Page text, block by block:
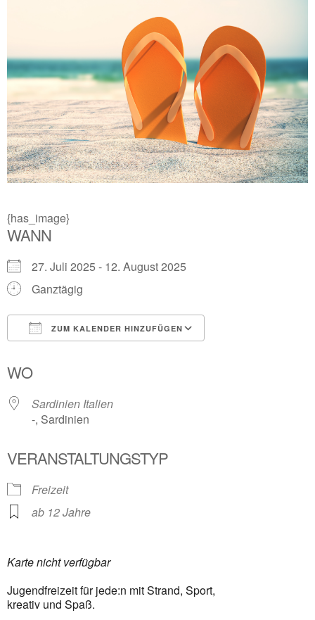
{has_image}
WANN
27. Juli 2025 - 12. August 2025
Ganztägig
ZUM KALENDER HINZUFÜGEN
WO
Sardinien Italien
-, Sardinien
VERANSTALTUNGSTYP
Freizeit
ab 12 Jahre
Karte nicht verfügbar
Jugendfreizeit für jede:n mit Strand, Sport,
kreativ und Spaß.